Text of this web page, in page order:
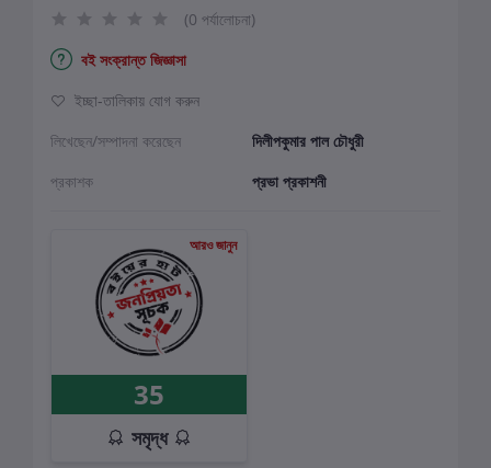
(0 পর্যালোচনা)
বই সংক্রান্ত জিজ্ঞাসা
ইচ্ছা-তালিকায় যোগ করুন
লিখেছেন/সম্পাদনা করেছেন
দিলীপকুমার পাল চৌধুরী
প্রকাশক
প্রভা প্রকাশনী
আরও জানুন
35
সমৃদ্ধ